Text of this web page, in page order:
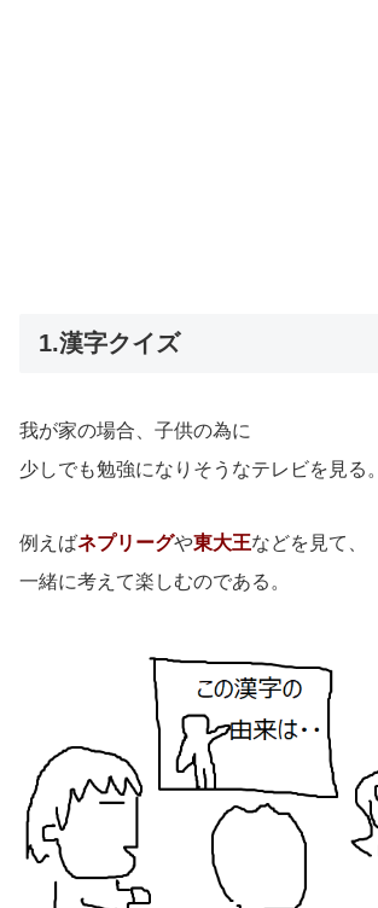
1.漢字クイズ
我が家の場合、子供の為に
少しでも勉強になりそうなテレビを見る。
例えばネプリーグや東大王などを見て、
一緒に考えて楽しむのである。